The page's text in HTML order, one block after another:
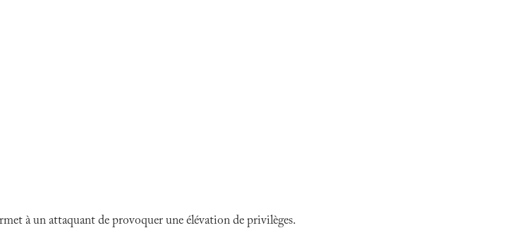
à un attaquant de provoquer une élévation de privilèges.